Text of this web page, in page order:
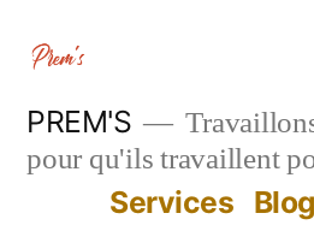
contenu
PREM'S
pour qu'ils travaillent
Services Blog